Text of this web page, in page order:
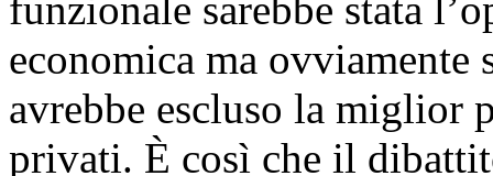
funzionale sarebbe stata
economica ma ovviamente
avrebbe escluso la miglior
privati. È così che il